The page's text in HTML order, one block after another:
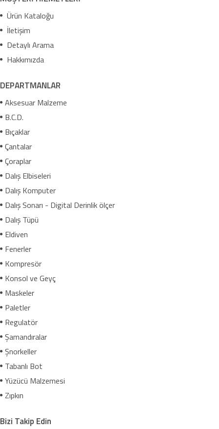
Ürün Kataloğu
İletişim
Detaylı Arama
Hakkımızda
DEPARTMANLAR
Aksesuar Malzeme
B.C.D.
Bıçaklar
Çantalar
Çoraplar
Dalış Elbiseleri
Dalış Komputer
Dalış Sonarı - Digital Derinlik ölçer
Dalış Tüpü
Eldiven
Fenerler
Kompresör
Konsol ve Geyç
Maskeler
Paletler
Regulatör
Şamandıralar
Şnorkeller
Tabanlı Bot
Yüzücü Malzemesi
Zıpkın
Bizi Takip Edin